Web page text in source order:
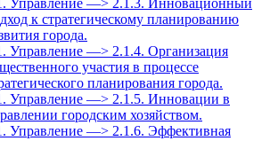
Управление —> 2.1.3. Инновационный
к стратегическому планированию
города.
Управление —> 2.1.4. Организация
участия в процессе
планирования города.
Управление —> 2.1.5. Инновации в
городским хозяйством.
Управление —> 2.1.6. Эффективная